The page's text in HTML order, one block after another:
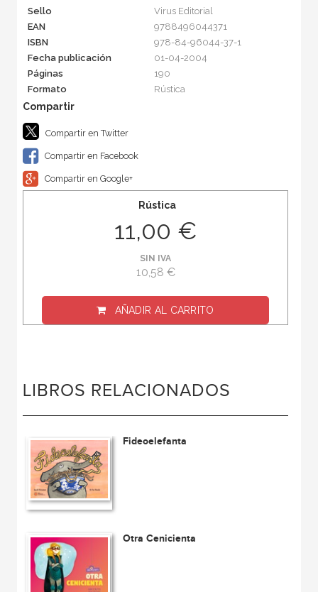
Sello
Virus Editorial
EAN
9788496044371
ISBN
978-84-96044-37-1
Fecha publicación
01-04-2004
Páginas
190
Formato
Rústica
Compartir en Twitter
Compartir en Facebook
Compartir en Google+
Rústica
11,00 €
SIN IVA
10,58 €
AÑADIR AL CARRITO
LIBROS RELACIONADOS
Fideoelefanta
Otra Cenicienta